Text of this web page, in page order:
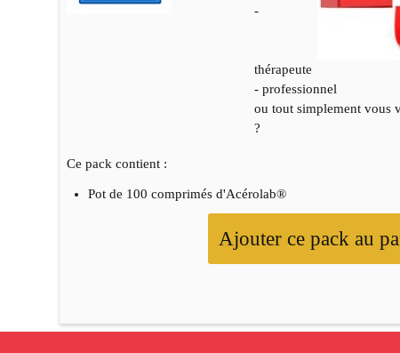
-
thérapeute
- professionnel
ou tout simplement vous
?
Ce pack contient :
Pot de 100 comprimés d'Acérolab®
Ajouter ce pack au